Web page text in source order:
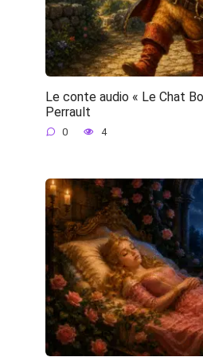
Le conte audio « Le Chat
Perrault
0 4